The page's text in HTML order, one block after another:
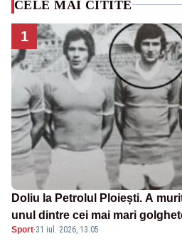
CELE MAI CITITE
1
Doliu la Petrolul Ploiești. A
unul dintre cei mai mari
Sport·31 iul. 2026, 13:05